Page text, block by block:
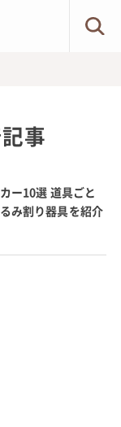
事
ー10選 道具ごと
み割り器具を紹介